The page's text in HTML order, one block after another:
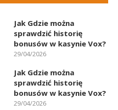
Jak Gdzie można
sprawdzić historię
bonusów w kasynie Vox?
29/04/2026
Jak Gdzie można
sprawdzić historię
bonusów w kasynie Vox?
29/04/2026